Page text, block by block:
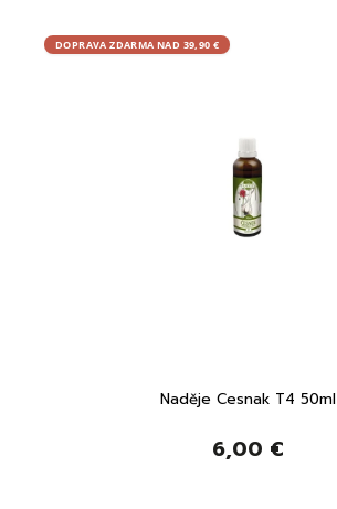
DOPRAVA ZDARMA NAD 39,90 €
Naděje Cesnak T4 50ml
6,00 €